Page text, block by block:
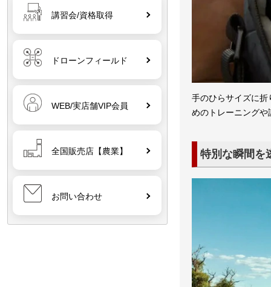
講習会/資格取得
ドローンフィールド
WEB/実店舗VIP会員
全国販売店【農業】
お問い合わせ
手のひらサイズに
めのトレーニング
特別な瞬間を